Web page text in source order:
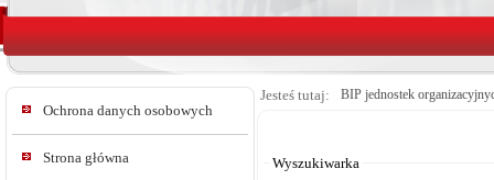
Ochrona danych osobowych
Strona główna
Jesteś tutaj: BIP jednostek
Wyszukiwarka